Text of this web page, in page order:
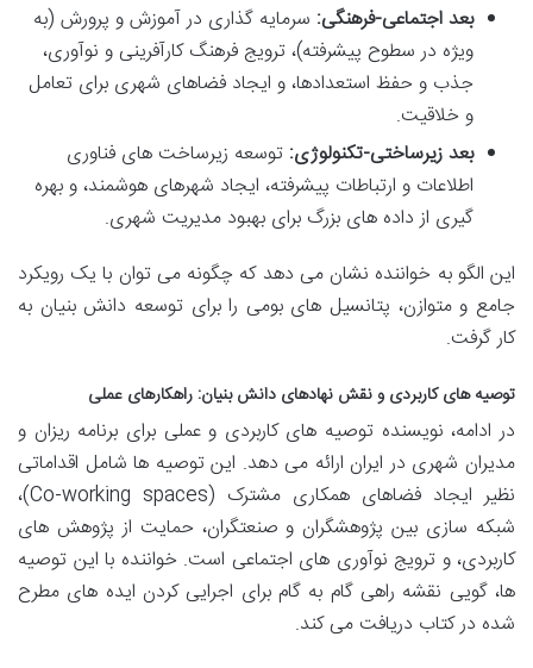
بعد اجتماعی-فرهنگی: سرمایه گذاری در آموزش و پرورش (به
ویژه در سطوح پیشرفته)، ترویج فرهنگ کارآفرینی و نوآوری،
جذب و حفظ استعدادها، و ایجاد فضاهای شهری برای تعامل
و خلاقیت.
بعد زیرساختی-تکنولوژی: توسعه زیرساخت های فناوری
اطلاعات و ارتباطات پیشرفته، ایجاد شهرهای هوشمند، و بهره
گیری از داده های بزرگ برای بهبود مدیریت شهری.
این الگو به خواننده نشان می دهد که چگونه می توان با یک رویکرد
جامع و متوازن، پتانسیل های بومی را برای توسعه دانش بنیان به
کار گرفت.
توصیه های کاربردی و نقش نهادهای دانش بنیان: راهکارهای عملی
در ادامه، نویسنده توصیه های کاربردی و عملی برای برنامه ریزان و
مدیران شهری در ایران ارائه می دهد. این توصیه ها شامل اقداماتی
نظیر ایجاد فضاهای همکاری مشترک (Co-working spaces)،
شبکه سازی بین پژوهشگران و صنعتگران، حمایت از پژوهش های
کاربردی، و ترویج نوآوری های اجتماعی است. خواننده با این توصیه
ها، گویی نقشه راهی گام به گام برای اجرایی کردن ایده های مطرح
شده در کتاب دریافت می کند.